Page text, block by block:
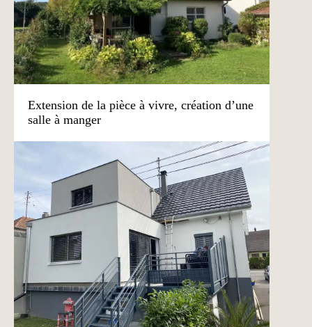
Extension de la pièce à vivre, création d’une
salle à manger